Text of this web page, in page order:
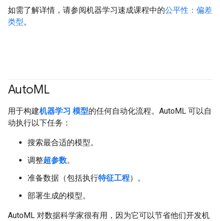
如需了解详情，请参阅机器学习速成课程中的公平性：偏差
类型。
AutoML
用于构建机器学习 模型的任何自动化流程。AutoML 可以自
动执行以下任务：
搜索最合适的模型。
调整超参数。
准备数据（包括执行特征工程）。
部署生成的模型。
AutoML 对数据科学家很有用，因为它可以节省他们开发机